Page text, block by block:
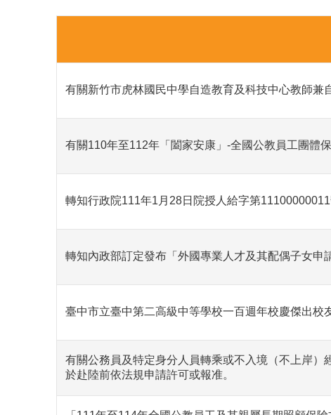
有關新竹市虎林國民中學自造教育及科技中心教師兼
有關110年至112年「闔家安康」-全國公教員工團體
轉知行政院111年1月28日院授人給字第
轉知內政部訂定發布「外國專業人才及其配偶子女申
臺中市立臺中第二高級中等學校一百週年校慶傑出校
有關公務員及特定身分人員轉乘或不入境（不上岸
於赴陸前依法規申請許可或報准。